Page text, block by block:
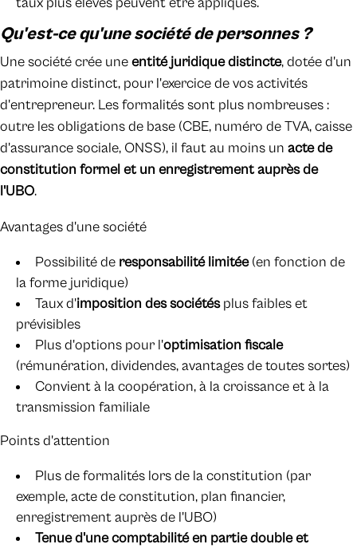
Qu'est-ce qu'une société de personnes ?
Une société crée uneentité juridique distincte, dotée d'un
patrimoine distinct, pour l'exercice de vos activités
d'entrepreneur. Les formalités sont plus nombreuses :
outre les obligations de base (CBE, numéro de TVA, caisse
d'assurance sociale, ONSS), il faut au moins un acte de
constitution formel et un enregistrement auprès de
l'UBO.
Avantages d'une société
Possibilité de responsabilité limitée(en fonction de
la forme juridique)
Taux d'imposition des sociétésplus faibles et
prévisibles
Plus d'options pour l'optimisation fiscale
(rémunération, dividendes, avantages de toutes sortes)
Convient à la coopération, à la croissance et à la
transmission familiale
Points d'attention
Plus de formalités lors de la constitution (par
exemple, acte de constitution, plan financier,
enregistrement auprès de l'UBO)
Tenue d'une comptabilité en partie double et